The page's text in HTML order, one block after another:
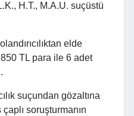
H.T., M.A.U. suçüstü
elde
TL para ile 6 adet
suçundan gözaltına
soruşturmanın